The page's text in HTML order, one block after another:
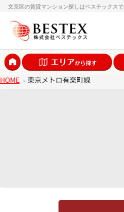
文京区の賃貸マンション探しはベステックスで
HOME 東京メトロ有楽町線